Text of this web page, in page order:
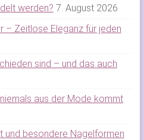
werden? 7. August 2026
– Zeitlose Eleganz für jeden
sind – und das auch
aus der Mode kommt
und besondere Nagelformen